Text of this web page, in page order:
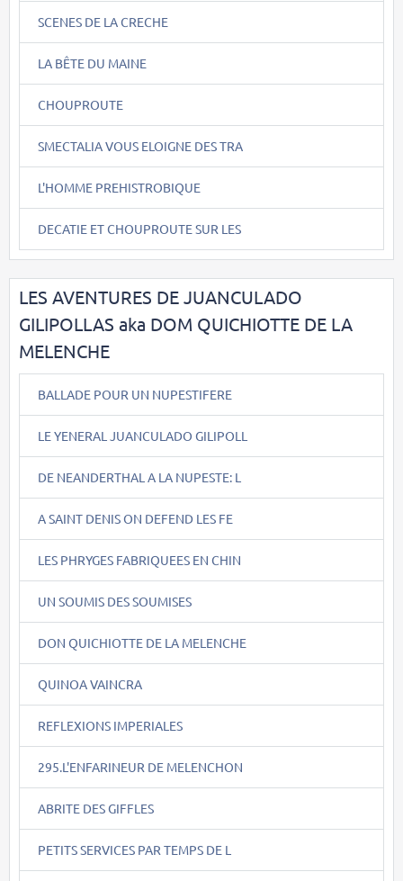
SCENES DE LA CRECHE
LA BÊTE DU MAINE
CHOUPROUTE
SMECTALIA VOUS ELOIGNE DES TRA
L'HOMME PREHISTROBIQUE
DECATIE ET CHOUPROUTE SUR LES
LES AVENTURES DE JUANCULADO
GILIPOLLAS aka DOM QUICHIOTTE DE LA
MELENCHE
BALLADE POUR UN NUPESTIFERE
LE YENERAL JUANCULADO GILIPOLL
DE NEANDERTHAL A LA NUPESTE: L
A SAINT DENIS ON DEFEND LES FE
LES PHRYGES FABRIQUEES EN CHIN
UN SOUMIS DES SOUMISES
DON QUICHIOTTE DE LA MELENCHE
QUINOA VAINCRA
REFLEXIONS IMPERIALES
295.L'ENFARINEUR DE MELENCHON
ABRITE DES GIFFLES
PETITS SERVICES PAR TEMPS DE L